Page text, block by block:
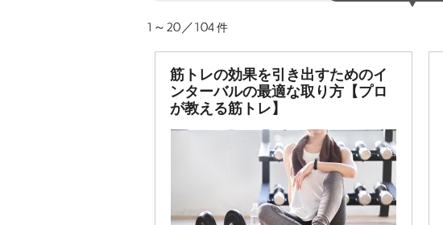
1～20／104件
筋トレの効果を引き出すためのイ
ンターバルの最適な取り方【プロ
が教える筋トレ】